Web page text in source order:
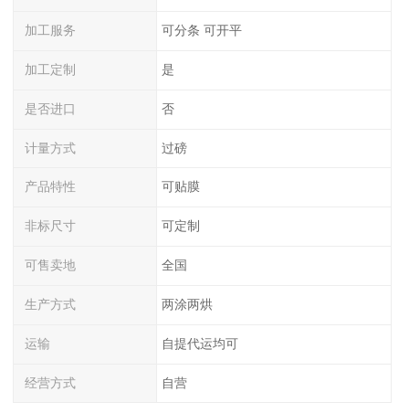
加工服务 可分条 可开平
加工定制 是
是否进口 否
计量方式 过磅
产品特性 可贴膜
非标尺寸 可定制
可售卖地 全国
生产方式 两涂两烘
运输 自提代运均可
经营方式 自营